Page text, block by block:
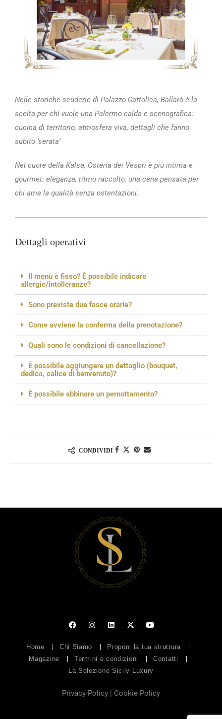
Nelle storiche scuderie di Palazzo Cattolica, Ballarò è la
scelta per chi vuole una Palermo calda e scenografica:
cucina di territorio, atmosfera viva, dettagli che fanno
subito ‘serata’
Nel cuore della Kalsa, Osteria dei Vespri è più intima e
gourmet: eleganza, ritmo raccolto, una cena pensata per
chi ama la qualità senza ostentazioni.
Dettagli operativi
Il menù è fisso? È possibile indicare
allergie/intolleranze?
Sono previste due fasce orarie?
Come avviene la conferma della prenotazione?
Quali sono le condizioni di cancellazione?
È possibile aggiungere un dettaglio (bouquet,
dedica, calice di benvenuto)?
È possibile abbinare un pernottamento?
CONDIVIDI
Home Chi Siamo
Proponi la tua struttura
Magazine
Termini e condizioni
Contatti
La Selezione Sicily Luxury
Privacy Policy | Cookie Policy